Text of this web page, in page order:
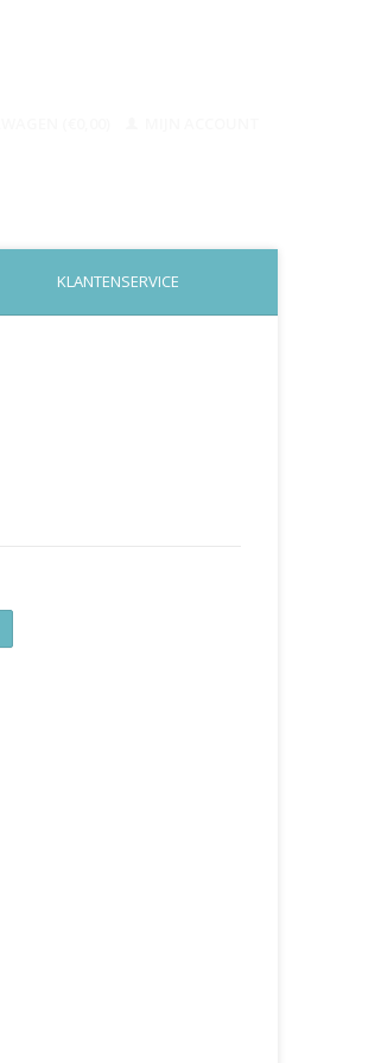
KLANTENSERVICE